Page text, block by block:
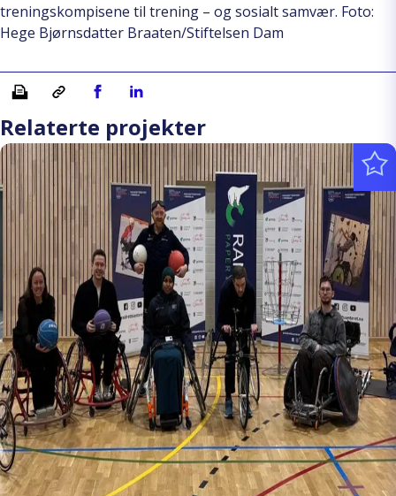
treningskompisene til trening – og sosialt samvær. Foto:
Hege Bjørnsdatter Braaten/Stiftelsen Dam
Skriv ut Kopiera länkDel på Facebook
Del på Linkedin
Relaterte projekter